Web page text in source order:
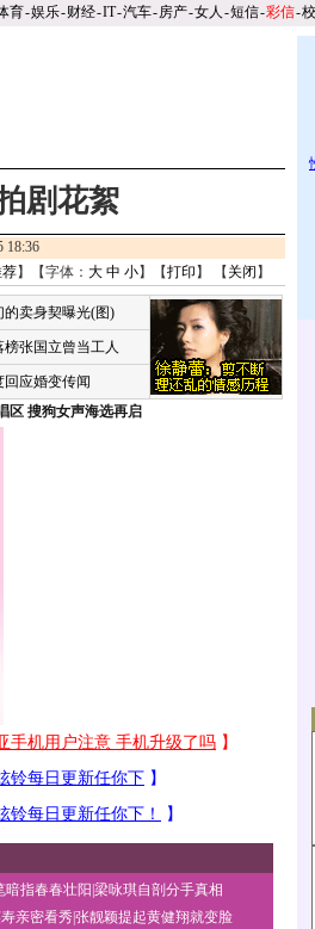
育-娱乐-财经-IT-汽车-房产-女人 -短信-彩信-
剧花絮
18:36
】【字体： 大 中 小】【打印 】 【 关闭 】
的卖身契曝光(图)
张国立曾当工人
回应婚变传闻
区 搜狗女声海选再启
暗指春春壮阳 梁咏琪自剖分手真相
亲密看秀张靓颖提起黄健翔就变脸